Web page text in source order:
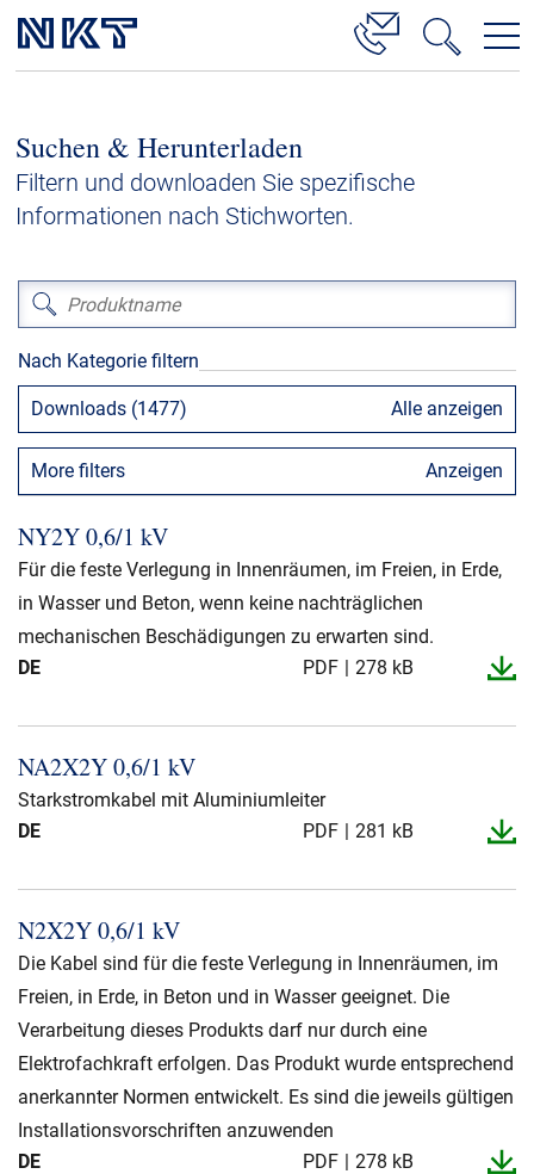
Hochspannung
Kabelservice
Niederspannung
Kabelgarnituren
Referenzen
Downloads
Presse & Events
Über uns
Unsere Geschichte
Europacable
Einkauf
Nachhaltigkeit
Suchen & Herunterladen
Filtern und downloaden Sie spezifische
Informationen nach Stichworten.
Nach Kategorie filtern
Downloads (1477) Alle anzeigen
More filters Anzeigen
NY2Y 0,6/1 kV
Für die feste Verlegung in Innenräumen, im Freien, in Erde,
in Wasser und Beton, wenn keine nachträglichen
mechanischen Beschädigungen zu erwarten sind.
DE
PDF 278 kB
NA2X2Y 0,6/1 kV
Starkstromkabel mit Aluminiumleiter
DE
PDF 281 kB
N2X2Y 0,6/1 kV
Die Kabel sind für die feste Verlegung in Innenräumen, im
Freien, in Erde, in Beton und in Wasser geeignet. Die
Verarbeitung dieses Produkts darf nur durch eine
Elektrofachkraft erfolgen. Das Produkt wurde entsprechend
anerkannter Normen entwickelt. Es sind die jeweils gültigen
Installationsvorschriften anzuwenden
DE
PDF 278 kB